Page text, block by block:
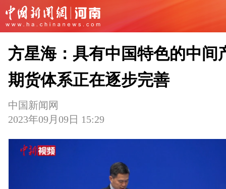
方星海：具有中国特色的中间
期货体系正在逐步完善
中国新闻网
2023年09月09日 15:29